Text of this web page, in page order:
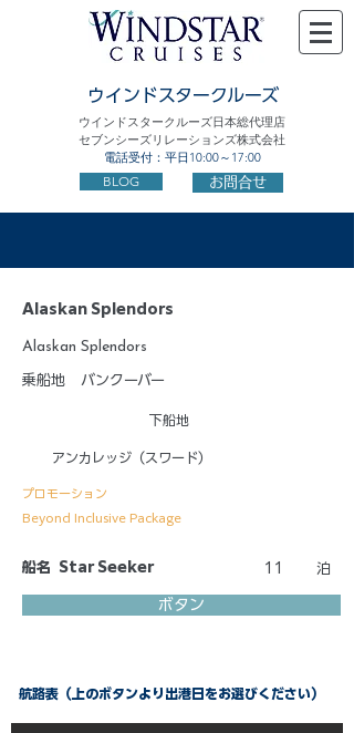
ウインドスタークルーズ
ウインドスタークルーズ日本総代理店
セブンシーズリレーションズ株式会社
電話受付：平日10:00～17:00
BLOG お問合せ
Alaskan Splendors
Alaskan Splendors
乗船地 バンクーバー
下船地
アンカレッジ（スワード）
プロモーション
Beyond Inclusive Package
船名 Star Seeker 11 泊
ボタン
航路表（上のボタンより出港日をお選びください）